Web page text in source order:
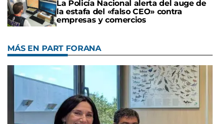
La Policía Nacional alerta del auge de
la estafa del «falso CEO» contra
empresas y comercios
MÁS EN PART FORANA